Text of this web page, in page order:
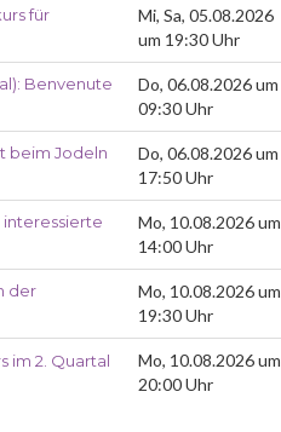
für
Mi, Sa, 05.08.2026
um 19:30 Uhr
Benvenute
Do, 06.08.2026 um
09:30 Uhr
beim Jodeln
Do, 06.08.2026 um
17:50 Uhr
interessierte
Mo, 10.08.2026 um
14:00 Uhr
der
Mo, 10.08.2026 um
19:30 Uhr
im 2. Quartal
Mo, 10.08.2026 um
20:00 Uhr